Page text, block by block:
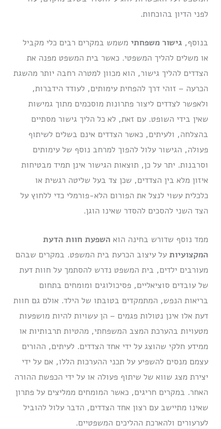
לפני הדיון בהוכחות.
בנוסף,גישור משפחתי משמש במקרים רבים כלי מקביל
או משלים להליך המשפטי. כאשר בית המשפט מפנה את
הצדדים להליך גישור, הוא מכוון למטרה רחבה יותר מהשגת
הכרעה – זוהי דרך להפחית עימותים, לעודד הידברות,
ולאפשר לצדדים ליצור פתרונות מוסכמים מתוך גמישות
שאין בידי השופט. עם זאת, לא כל הליך גישור מסתיים
בהצלחה, ולעיתים, כאשר הצדדים אינם בשלים לשיתוף
פעולה, הגישור עלול להפוך למרחב נוסף של עימותים
וסרבנות. יתר על כן, תוצאות הגישור אינן תמיד מבטיחות
איזון מלא בין הצדדים, שכן צד בעל שליטה רגשית או
כלכלית עשוי לנצל את הפורום הלא-פורמלי כדי ללחוץ על
הצד השני להסכים להסדר שאינו הוגן.
ממד נוסף שדורש בחינה הוא השפעת חוות הדעת
המקצועיות על עיצוב הכרעת בית המשפט. במקרים שבהם
מעורבים ילדים, בית המשפט נדרש להסתמך על חוות דעת
של עובדים סוציאליים, פסיכולוגים ומומחים בתחום
בריאות הנפש, המתמקדים בטובתו של הילד. אולם גם חוות
דעת אלו אינן נטולות פגמים – הן עשויות להיות מושפעות
מטעויות בהערכת המצב המשפחתי, מהטיות תרבותיות או
ממידע חלקי שהוצג על ידי אחד הצדדים. לעיתים, ההורים
עצמם מנסים להשפיע על תכני ההערכות הללו, אם על ידי
יצירת מצג שווא של שיתוף פעולה או על ידי הכפשת ההורה
האחר. במקרים חריגים, כאשר המומחים ממליצים על פתרון
שאינו מתיישב עם רצון אחד הצדדים, הדבר עלול להוביל
לערעורים ולהארכת ההליכים המשפטיים.